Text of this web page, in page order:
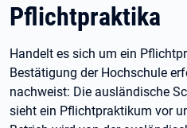
Pflichtpraktika
Handelt es sich um ein
Bestätigung der Hochschule
nachweist: Die ausländische
sieht ein Pflichtpraktikum vor